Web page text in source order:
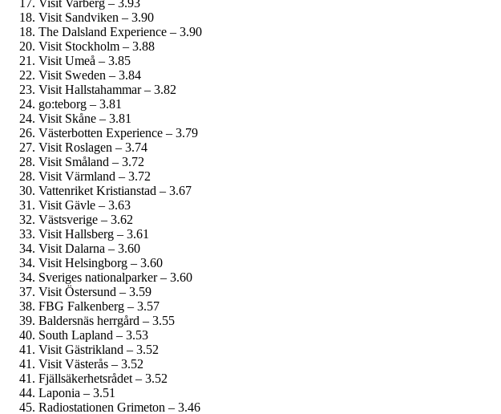
Visit Varberg – 3.93
Visit Sandviken – 3.90
The Dalsland Experience – 3.90
Visit Stockholm – 3.88
Visit Umeå – 3.85
Visit Sweden – 3.84
Visit Hallstahammar – 3.82
go:teborg – 3.81
Visit Skåne – 3.81
Västerbotten Experience – 3.79
Visit Roslagen – 3.74
Visit Småland – 3.72
Visit Värmland – 3.72
Vattenriket Kristianstad – 3.67
Visit Gävle – 3.63
Västsverige – 3.62
Visit Hallsberg – 3.61
Visit Dalarna – 3.60
Visit Helsingborg – 3.60
Sveriges nationalparker – 3.60
Visit Östersund – 3.59
FBG Falkenberg – 3.57
Baldersnäs herrgård – 3.55
South Lapland – 3.53
Visit Gästrikland – 3.52
Visit Västerås – 3.52
Fjällsäkerhetsrådet – 3.52
Laponia – 3.51
Radiostationen Grimeton – 3.46